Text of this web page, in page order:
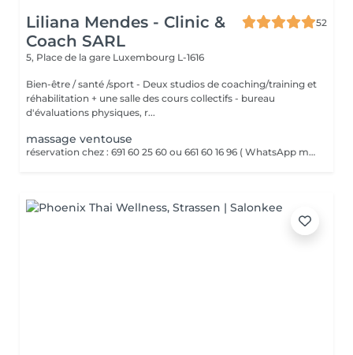
Liliana Mendes - Clinic &
Coach SARL
52
5, Place de la gare Luxembourg L-1616
Bien-être / santé /sport - Deux studios de coaching/training et
réhabilitation + une salle des cours collectifs - bureau
d'évaluations physiques, r...
massage ventouse
réservation chez : 691 60 25 60 ou 661 60 16 96 ( WhatsApp msg ) VENTOUSES OU CUPPING THERAPY Technique thérapeutique utilisant la succion pour créer une dépression sur la peau. Il améliore la circulation sanguine, décontracte lés muscles, soulage les Dolores et draine les tissus